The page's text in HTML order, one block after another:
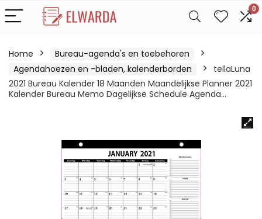
0
Home
Bureau-agenda's en toebehoren
Agendahoezen en -bladen, kalenderborden
tellaLuna
2021 Bureau Kalender 18 Maanden Maandelijkse Planner 2021
Kalender Bureau Memo Dagelijkse Schedule Agenda…